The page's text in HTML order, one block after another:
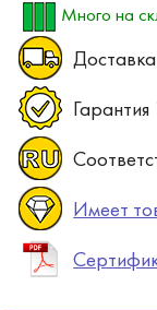
Много на
Имеет